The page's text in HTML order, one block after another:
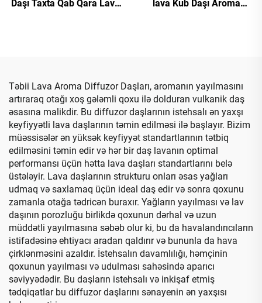
Daşı Taxta Qab Qara Lava
lava Kub Daşı Aroma
Təbii Lava Aroma Diffuzor Daşları, aromanın yayılmasını
artıraraq otağı xoş gələmli qoxu ilə dolduran vulkanik daş
əsasına malikdir. Bu diffuzor daşlarının istehsalı ən yaxşı
keyfiyyətli lava daşlarının təmin edilməsi ilə başlayır. Bizim
müəssisələr ən yüksək keyfiyyət standartlarının tətbiq
edilməsini təmin edir və hər bir daş lavanın optimal
performansı üçün hətta lava daşları standartlarını belə
üstələyir. Lava daşlarının strukturu onları əsas yağları
udmaq və saxlamaq üçün ideal daş edir və sonra qoxunu
zamanla otağa tədricən buraxır. Yağların yayılması və lav
daşının porozluğu birlikdə qoxunun dərhal və uzun
müddətli yayılmasına səbəb olur ki, bu da havalandırıcıların
istifadəsinə ehtiyacı aradan qaldırır və bununla da hava
çirklənməsini azaldır. İstehsalın davamlılığı, həmçinin
qoxunun yayılması və udulması sahəsində aparıcı
səviyyədədir. Bu daşların istehsalı və inkişaf etmiş
tədqiqatlar bu diffuzor daşlarını sənayenin ən yaxşısı